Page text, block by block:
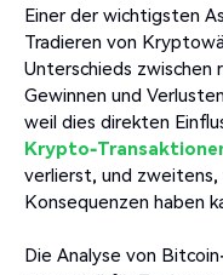
Einer der wichtigsten
Tradieren von
Unterschieds zwischen
Gewinnen und
weil dies direkten
Krypto-
verlierst, und
Konsequenzen haben
Die Analyse von